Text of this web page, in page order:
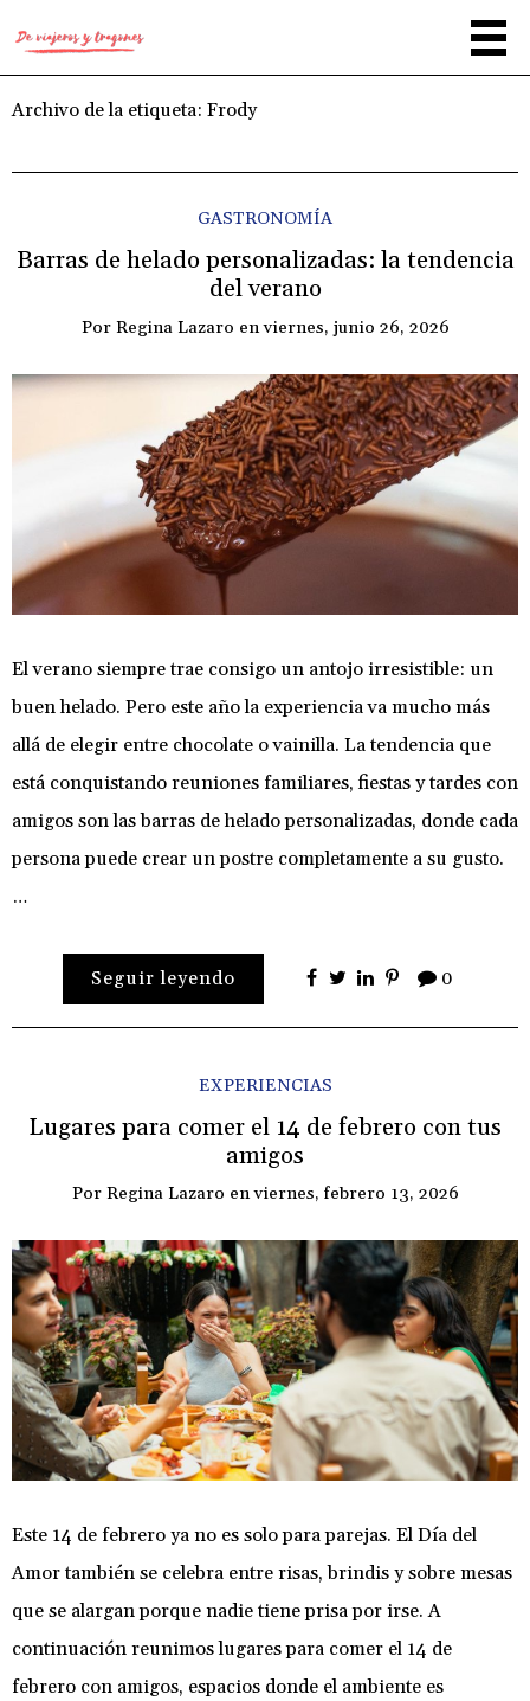
Archivo de la etiqueta: Frody
GASTRONOMÍA
Barras de helado personalizadas: la tendencia
del verano
Por Regina Lazaro enviernes, junio 26, 2026
El verano siempre trae consigo un antojo irresistible: un
buen helado. Pero este año la experiencia va mucho más
allá de elegir entre chocolate o vainilla. La tendencia que
está conquistando reuniones familiares, fiestas y tardes con
amigos son las barras de helado personalizadas, donde cada
persona puede crear un postre completamente a su gusto.
…
Seguir leyendo 0
EXPERIENCIAS
Lugares para comer el 14 de febrero con tus
amigos
Por Regina Lazaro enviernes, febrero 13, 2026
Este 14 de febrero ya no es solo para parejas. El Día del
Amor también se celebra entre risas, brindis y sobre mesas
que se alargan porque nadie tiene prisa por irse. A
continuación reunimos lugares para comer el 14 de
febrero con amigos, espacios donde el ambiente es